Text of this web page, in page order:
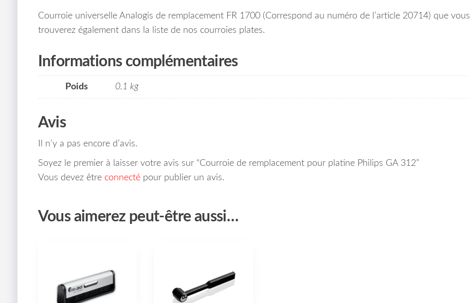
Courroie universelle Analogis de remplacement FR 1700 (Correspond au numéro de l’article 20714) que vous
trouverez également dans la liste de nos courroies plates.
Informations complémentaires
Poids 0.1 kg
Avis
Il n’y a pas encore d’avis.
Soyez le premier à laisser votre avis sur “Courroie de remplacement pour platine Philips GA 312”
Vous devez être connectépour publier un avis.
Vous aimerez peut-être aussi…